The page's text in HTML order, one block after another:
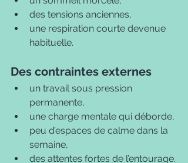
des tensions anciennes,
une respiration courte devenue
habituelle.
Des contraintes externes
un travail sous pression
permanente,
une charge mentale qui déborde,
peu d’espaces de calme dans la
semaine,
des attentes fortes de l’entourage.